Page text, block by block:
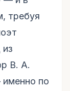
требуя
В. А.
по